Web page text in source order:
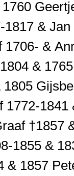
&
1706- &
&
1772-
†1857
1855 &
& 1857